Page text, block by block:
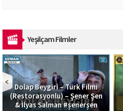
Yeşilçam Filmler
Dolap Beygiri – Türk Filmi
(Restorasyonlu) – Şener Şen
& İlyas Salman #şenerşen